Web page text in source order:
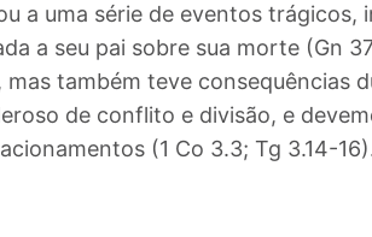
a uma série de eventos trágicos,
a seu pai sobre sua morte (Gn
também teve consequências
de conflito e divisão, e
(1 Co 3.3; Tg 3.14-